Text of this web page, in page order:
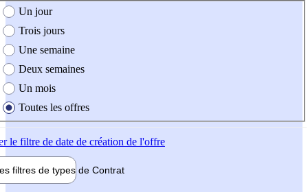
création de l'offre
Un jour
Trois jours
Une semaine
Deux semaines
Un mois
Toutes les offres
le filtre de date de création de l'offre
filtres de types de Contrat